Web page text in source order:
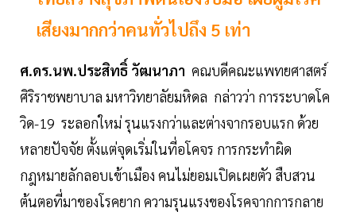
เสียงมากกว่าคนทั่วไปถึง 5 เท่า
ศ.ดร.นพ.ประสิทธิ์ วัฒนาภา คณบดีคณะแพทยศาสตร์
ศิริราชพยาบาล มหาวิทยาลัยมหิดล กล่าวว่า การระบาดโค
วิด-19 ระลอกใหม่ รุนแรงกว่าและต่างจากรอบแรก ด้วย
หลายปัจจัย ตั้งแต่จุดเริ่มในที่อโคจร การกระทำผิด
กฎหมายลักลอบเข้าเมือง คนไม่ยอมเปิดเผยตัว สืบสวน
ต้นตอที่มาของโรคยาก ความรุนแรงของโรคจากการกลาย